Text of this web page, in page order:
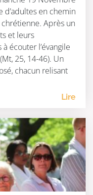
d’adultes en chemin
Après un
et leurs
écouter l’évangile
25, 14-46). Un
chacun relisant
Lire